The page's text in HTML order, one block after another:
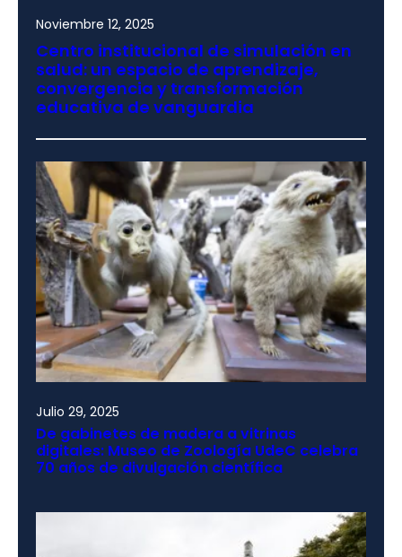
Noviembre 12, 2025
Centro institucional de simulación en
salud: un espacio de aprendizaje,
convergencia y transformación
educativa de vanguardia
Julio 29, 2025
De gabinetes de madera a vitrinas
digitales: Museo de Zoología UdeC celebra
70 años de divulgación científica